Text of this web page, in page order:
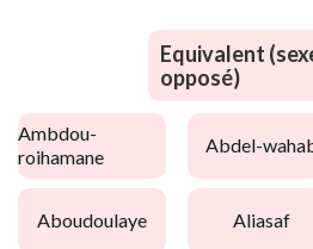
Equivalent
opposé)
ambdou-
roihamane
abdel-
aboudoulaye aliasaf